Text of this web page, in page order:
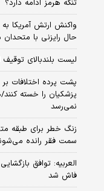
تنگه هرمز ادامه دارد؟
واکنش ارتش آمریکا
حال رایزنی با
لیست بلندبالای
پشت پرده اختلافات
پزشکیان را خسته
نمی‌رسد
زنگ خطر برای طبقه
سمت فقر رانده
فاش شد